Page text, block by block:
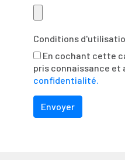
Conditions
En cochant cette
pris connaissance et
confidentialité.